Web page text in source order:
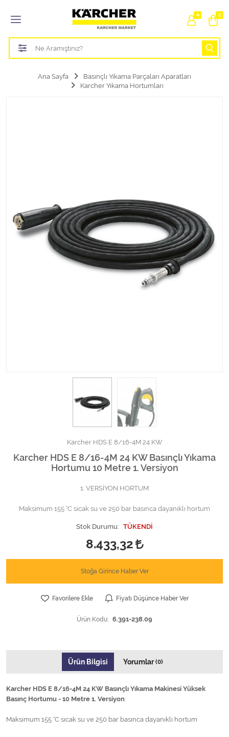
0
Tüm Kategoriler
Bahçe Sulama Ürünleri
Buharlı Temizlik Aparatları
Zemin Temizlik Makine Parçaları
Kimyasallar Deterjanlar
Tüm Kategorileri Gör
Ana Sayfa
Basınçlı Yıkama Parçaları Aparatları
Karcher Yıkama Hortumları
Karcher HDS E 8/16-4M 24 KW
Karcher HDS E 8/16-4M 24 KW Basınçlı Yıkama
Hortumu 10 Metre 1. Versiyon
1. VERSİYON HORTUM
Maksimum 155 °C sıcak su ve 250 bar basınca dayanıklı hortum
Stok Durumu: TÜKENDİ
8.433,32
Stoğa Girince Haber Ver
Favorilere Ekle Fiyatı Düşünce Haber Ver
Ürün Kodu: 6.391-238.09
Ürün Bilgisi Yorumlar(0)
Karcher HDS E 8/16-4M 24 KW Basınçlı Yıkama Makinesi Yüksek
Basınç Hortumu - 10 Metre 1. Versiyon
Maksimum 155 °C sıcak su ve 250 bar basınca dayanıklı hortum